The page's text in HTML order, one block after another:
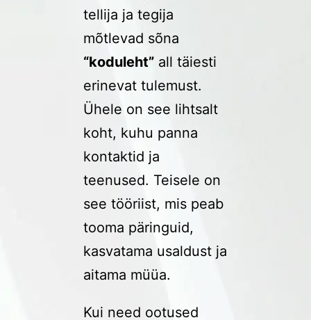
tellija ja tegija
mõtlevad sõna
“koduleht” all täiesti
erinevat tulemust.
Ühele on see lihtsalt
koht, kuhu panna
kontaktid ja
teenused. Teisele on
see tööriist, mis peab
tooma päringuid,
kasvatama usaldust ja
aitama müüa.
Kui need ootused